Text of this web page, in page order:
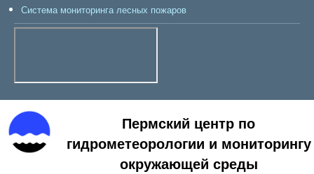
Система мониторинга лесных пожаров
Пермский центр по
гидрометеорологии и мониторингу
окружающей среды